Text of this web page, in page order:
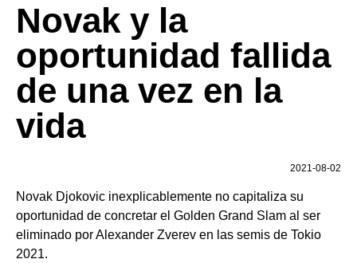
Novak y la
oportunidad fallida
de una vez en la
vida
2021-08-02
Novak Djokovic inexplicablemente no capitaliza su
oportunidad de concretar el Golden Grand Slam al ser
eliminado por Alexander Zverev en las semis de Tokio
2021.